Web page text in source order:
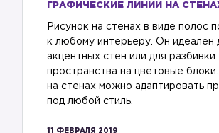
ГРАФИЧЕСКИЕ ЛИНИИ НА
Рисунок на стенах в виде полос
к любому интерьеру. Он идеален
акцентных стен или для разбивки
пространства на цветовые
на стенах можно адаптировать
под любой стиль.
11 ФЕВРАЛЯ 2019